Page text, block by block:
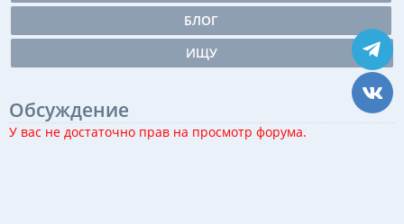
БЛОГ
ИЩУ
Обсуждение
У вас не достаточно прав на просмотр форума.